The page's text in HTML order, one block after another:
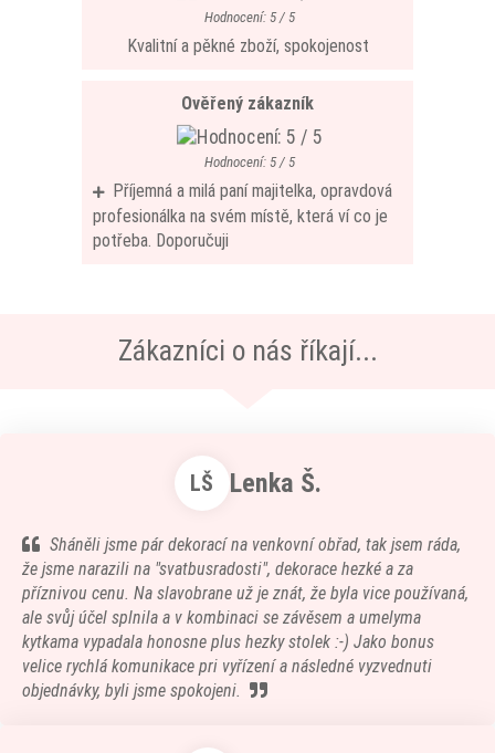
Hodnocení: 5 / 5
Kvalitní a pěkné zboží, spokojenost
Ověřený zákazník
Hodnocení: 5 / 5
Příjemná a milá paní majitelka, opravdová
profesionálka na svém místě, která ví co je
potřeba. Doporučuji
Zákazníci o nás říkají...
LŠ Lenka Š.
Sháněli jsme pár dekorací na venkovní obřad, tak jsem ráda,
že jsme narazili na "svatbusradosti", dekorace hezké a za
příznivou cenu. Na slavobrane už je znát, že byla vice používaná,
ale svůj účel splnila a v kombinaci se závěsem a umelyma
kytkama vypadala honosne plus hezky stolek :-) Jako bonus
velice rychlá komunikace pri vyřízení a následné vyzvednuti
objednávky, byli jsme spokojeni.